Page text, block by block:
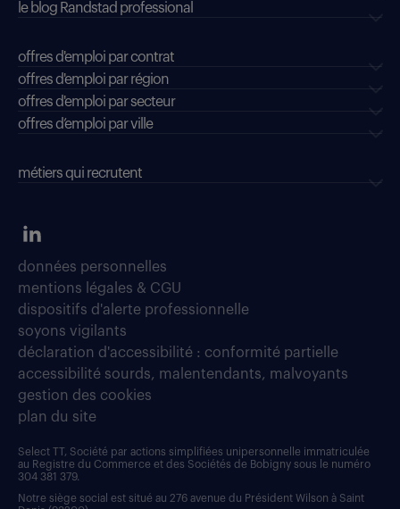
le blog Randstad professional
offres d'emploi par contrat
offres d'emploi par région
offres d'emploi par secteur
offres d’emploi par ville
métiers qui recrutent
données personnelles
mentions légales & CGU
dispositifs d'alerte professionnelle
soyons vigilants
déclaration d'accessibilité : conformité partielle
accessibilité sourds, malentendants, malvoyants
gestion des cookies
plan du site
Select TT, Société par actions simplifiées unipersonnelle immatriculée
au Registre du Commerce et des Sociétés de Bobigny sous le numéro
304 381 379.
Notre siège social est situé au 276 avenue du Président Wilson à Saint